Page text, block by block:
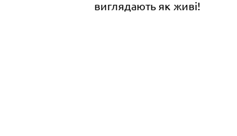
виглядають як живі!